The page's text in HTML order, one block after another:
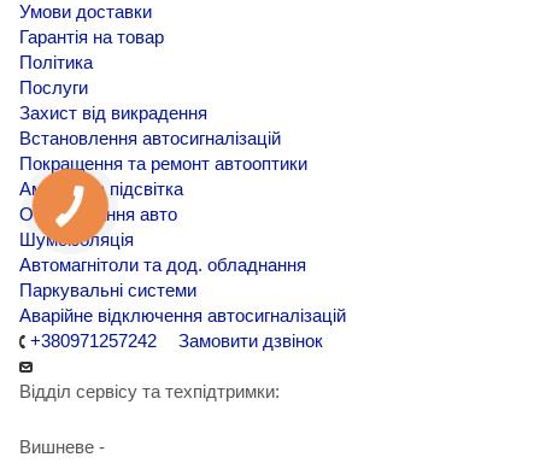
Умови доставки
Гарантія на товар
Політика
Послуги
Захист від викрадення
Встановлення автосигналізацій
Покращення та ремонт автооптики
Амбієнтна підсвітка
Обклеювання авто
Шумоізоляція
Автомагнітоли та дод. обладнання
Паркувальні системи
Аварійне відключення автосигналізацій
+380971257242
Замовити дзвінок
Відділ сервісу та техпідтримки:
Вишневе -